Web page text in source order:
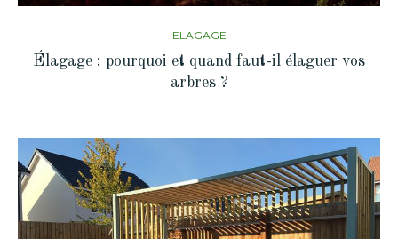
ELAGAGE
Élagage : pourquoi et quand faut-il élaguer vos
arbres ?